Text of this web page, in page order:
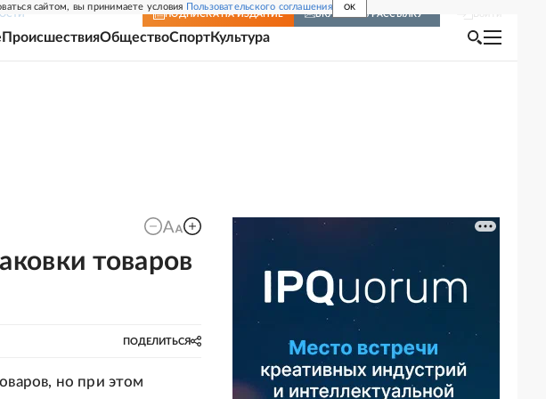
сайтом, вы принимаете условия Пользовательского соглашения OK
ПОДПИСКА НА ИЗДАНИЕ ВКЛЮЧИТЬ РАССЫЛКУ
ПроисшествияОбществоСпортКультура
товаров
ПОДЕЛИТЬСЯ
но при этом